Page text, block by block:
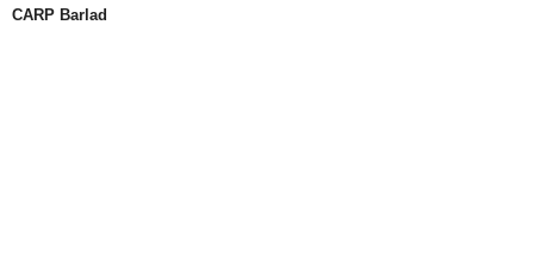
CARP Barlad